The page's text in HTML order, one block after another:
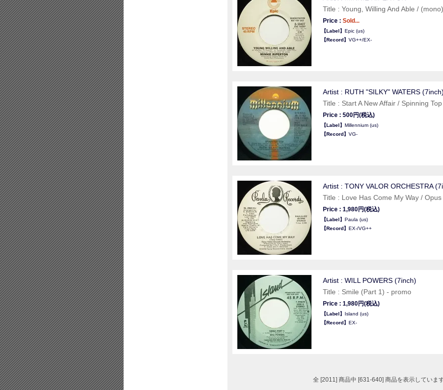
Title : Young, Willing And Able / (mono)
Price : Sold...
【Label】 Epic (us)
【Record】 VG++/EX-
Artist : RUTH "SILKY" WATERS
Title : Start A New Affair / Spinning Top
Price : 500円(税込)
【Label】 Millennium (us)
【Record】 VG-
Artist : TONY VALOR ORCHESTRA
Title : Love Has Come My Way / Opus
Price : 1,980円(税込)
【Label】 Paula (us)
【Record】 EX-/VG++
Artist : WILL POWERS (7inch)
Title : Smile (Part 1) ‐ promo
Price : 1,980円(税込)
【Label】
Island (us)
【Record】 EX-
全 [2011] 商品中 [631-640] 商品を表示していま